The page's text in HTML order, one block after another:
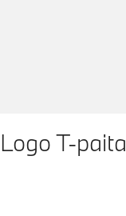
T-paita